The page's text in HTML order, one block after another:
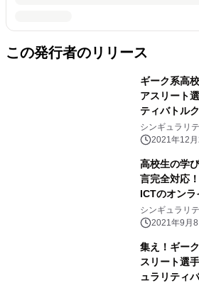
この発行者のリリース
ギーク系高
アスリート
ティバトル
出者が決定！
シンギュラリ
2021年12
高校生の学
言完全対応
ICTのオンラ
シンギュラリ
2021年9月
集え！ギー
スリート選
ュラリティ